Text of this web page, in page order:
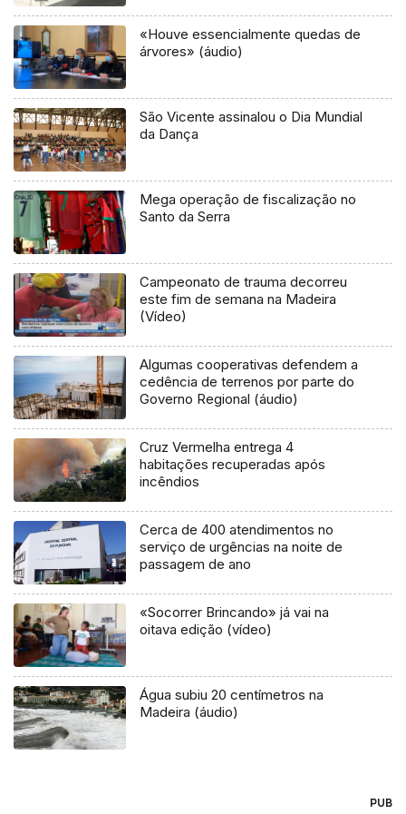
«Houve essencialmente quedas de
árvores» (áudio)
São Vicente assinalou o Dia Mundial
da Dança
Mega operação de fiscalização no
Santo da Serra
Campeonato de trauma decorreu
este fim de semana na Madeira
(Vídeo)
Algumas cooperativas defendem a
cedência de terrenos por parte do
Governo Regional (áudio)
Cruz Vermelha entrega 4
habitações recuperadas após
incêndios
Cerca de 400 atendimentos no
serviço de urgências na noite de
passagem de ano
«Socorrer Brincando» já vai na
oitava edição (vídeo)
Água subiu 20 centímetros na
Madeira (áudio)
PUB